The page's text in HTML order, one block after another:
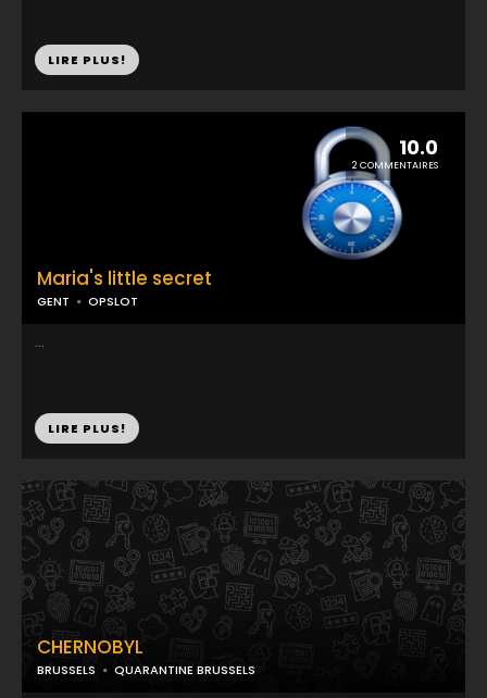
LIRE PLUS!
10.0
2 COMMENTAIRES
Maria's little secret
GENT OPSLOT
...
LIRE PLUS!
CHERNOBYL
BRUSSELS QUARANTINE BRUSSELS